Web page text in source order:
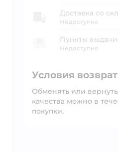
Доставка со
Недоступно
Пункты выдачи
Недоступно
Условия
Обменять или
качества можно в
покупки.